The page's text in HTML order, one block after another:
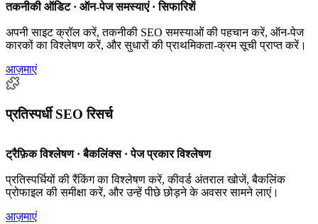
तकनीकी ऑडिट · ऑन-पेज समस्याएं · सिफारिशें
अपनी साइट क्रॉल करें, तकनीकी SEO समस्याओं की पहचान करें, ऑन-पेज
कारकों का विश्लेषण करें, और सुधारों की प्राथमिकता-क्रम सूची प्राप्त करें।
आज़माएं
प्रतिस्पर्धी SEO रिसर्च
ट्रैफ़िक विश्लेषण · बैकलिंक्स · पेज प्रकार विश्लेषण
प्रतिस्पर्धियों की रैंकिंग का विश्लेषण करें, कीवर्ड अंतराल खोजें, बैकलिंक
प्रोफाइल की समीक्षा करें, और उन्हें पीछे छोड़ने के अवसर सामने लाएं।
आज़माएं